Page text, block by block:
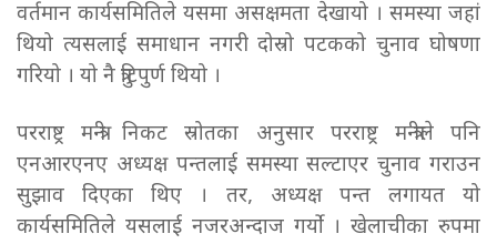
वर्तमान कार्यसमितिले यसमा असक्षमता देखायो । समस्या जहां
थियो त्यसलाई समाधान नगरी दोस्रो पटकको चुनाव घोषणा
गरियो । यो नै त्रुटिपुर्ण थियो ।
परराष्ट्र मन्त्री निकट स्रोतका अनुसार परराष्ट्र मन्त्रीले पनि
एनआरएनए अध्यक्ष पन्तलाई समस्या सल्टाएर चुनाव गराउन
सुझाव दिएका थिए । तर, अध्यक्ष पन्त लगायत यो
कार्यसमितिले यसलाई नजरअन्दाज गर्यो । खेलाचीका रुपमा